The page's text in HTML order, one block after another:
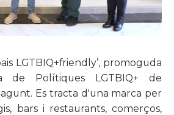
LGTBIQ+friendly’, promoguda
de Polítiques LGTBIQ+ de
Es tracta d'una marca per
bars i restaurants, comerços,